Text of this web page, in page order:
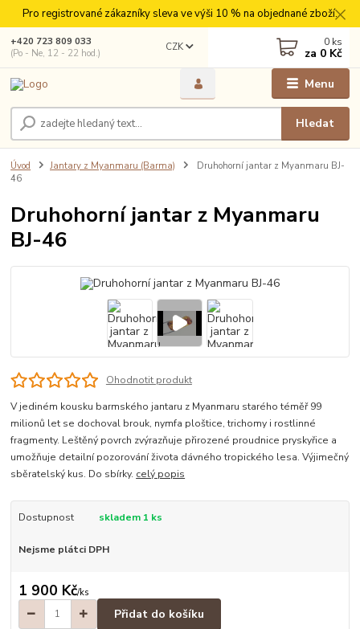
Pro registrované zákazníky sleva ve výši 10 % na objednané zboží.
Menu
CZK
Hledat
+420 723 809 033
(Po - Ne, 12 - 22 hod.)
0 ks
za 0 Kč
Úvod Jantary z Myanmaru (Barma)
Druhohorní jantar z Myanmaru BJ-
46
Druhohorní jantar z Myanmaru
BJ-46
Ohodnotit produkt
V jediném kousku barmského jantaru z Myanmaru starého téměř 99
milionů let se dochoval brouk, nymfa ploštice, trichomy i rostlinné
fragmenty. Leštěný povrch zvýrazňuje přirozené proudnice pryskyřice a
umožňuje detailní pozorování života dávného tropického lesa. Výjimečný
sběratelský kus. Do sbírky. celý popis
Dostupnost skladem 1 ks
Nejsme plátci DPH
1 900 Kč/ks
Přidat do košíku